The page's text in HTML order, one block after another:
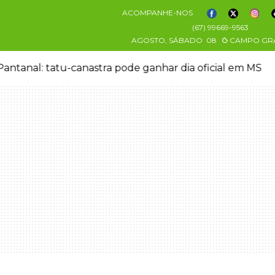
ACOMPANHE-NOS
(67) 99669-9563
AGOSTO, SÁBADO 08 CAMPO
tatu-canastra pode ganhar dia oficial em MS